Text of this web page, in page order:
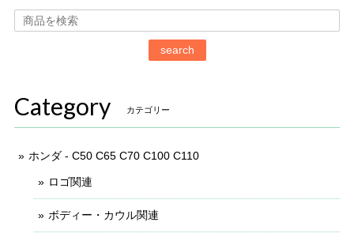
search
Category カテゴリー
ホンダ - C50 C65 C70 C100 C110
ロゴ関連
ボディー・カウル関連